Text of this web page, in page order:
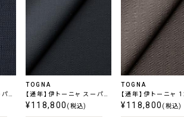
ー
レ
TOGNA
【通年】伊トーニャ スーパー
120's エストラート ストレ
¥118,800 (税込)
TOGNA
【通年】伊トーニャ
エストラート ストレ
¥118,800 (税込)